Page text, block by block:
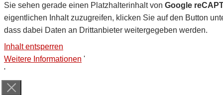
Sie sehen gerade einen Platzhalterinhalt von Google
eigentlichen Inhalt zuzugreifen, klicken Sie auf den Button
dass dabei Daten an Drittanbieter weitergegeben werden.
Inhalt entsperren
Weitere Informationen '
'